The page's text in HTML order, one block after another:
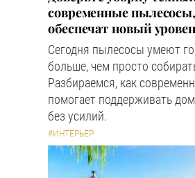
современные
обеспечат новый
Сегодня пылесосы умеют
больше, чем просто
Разбираемся, как
помогает поддерживать
без усилий.
#ИНТЕРЬЕР